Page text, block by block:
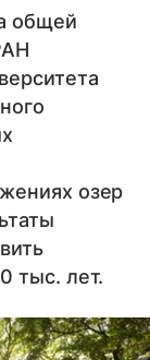
общей
озер
тыс. лет.